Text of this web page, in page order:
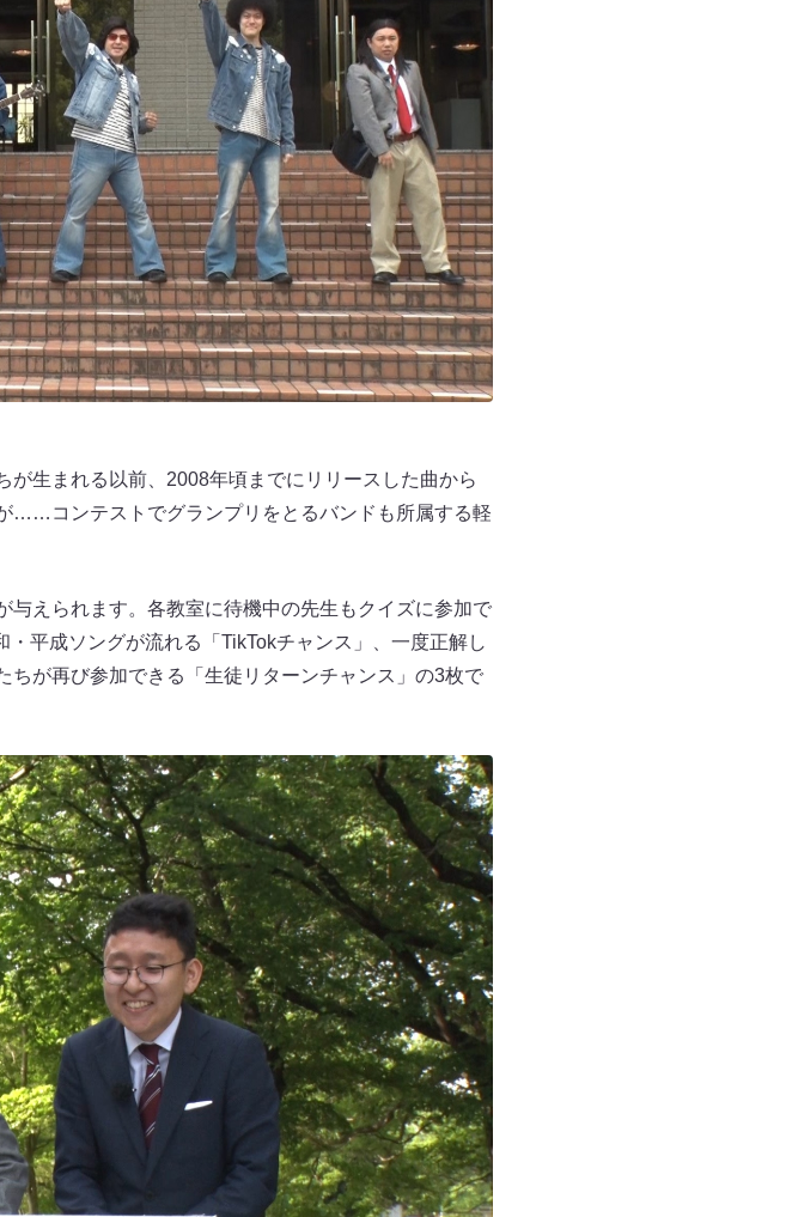
生まれる以前、2008年頃までにリリースした曲から
……コンテストでグランプリをとるバンドも所属する軽
えられます。各教室に待機中の先生もクイズに参加で
平成ソングが流れる「TikTokチャンス」、一度正解し
が再び参加できる「生徒リターンチャンス」の3枚で